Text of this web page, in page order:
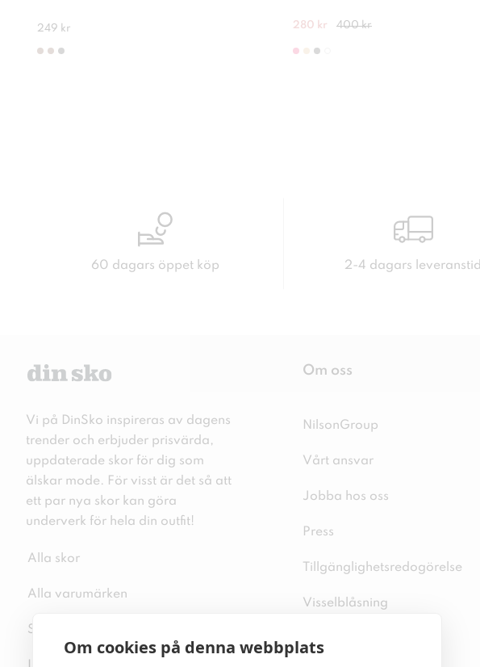
Om cookies på denna webbplats
249 kr 280 kr 400 kr
60 dagars öppet köp 2-4 dagars leveranstid
Vi på DinSko inspireras av dagens
trender och erbjuder prisvärda,
uppdaterade skor för dig som
älskar mode. För visst är det så att
ett par nya skor kan göra
underverk för hela din outfit!
Alla skor
Alla varumärken
Sitemap
Om oss
NilsonGroup
Vårt ansvar
Jobba hos oss
Press
Tillgänglighetsredogörelse
Visselblåsning